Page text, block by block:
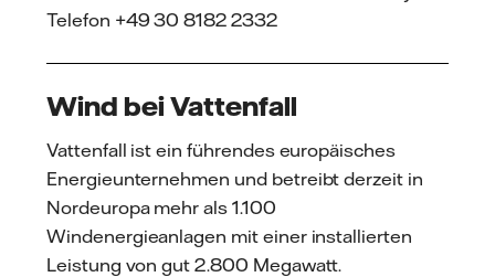
Telefon +49 30 8182 2332
Wind bei Vattenfall
Vattenfall ist ein führendes europäisches
Energieunternehmen und betreibt derzeit in
Nordeuropa mehr als 1.100
Windenergieanlagen mit einer installierten
Leistung von gut 2.800 Megawatt.